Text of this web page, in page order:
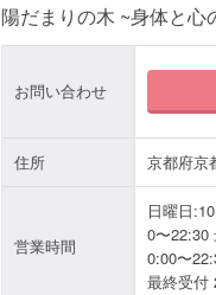
陽だまりの木 ~身体と心
お問い合わせ
住所 京都府京
営業時間
日曜日
0〜22:30
0:00〜
最終受付